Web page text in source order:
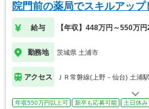
院門前の薬局でスキルアップ
給与 【年収】448万円～550万
勤務地 茨城県 土浦市
アクセス ＪＲ常磐線(上野－仙台) 土浦駅
年収550万円以上可 新卒も応募可能 土日休み